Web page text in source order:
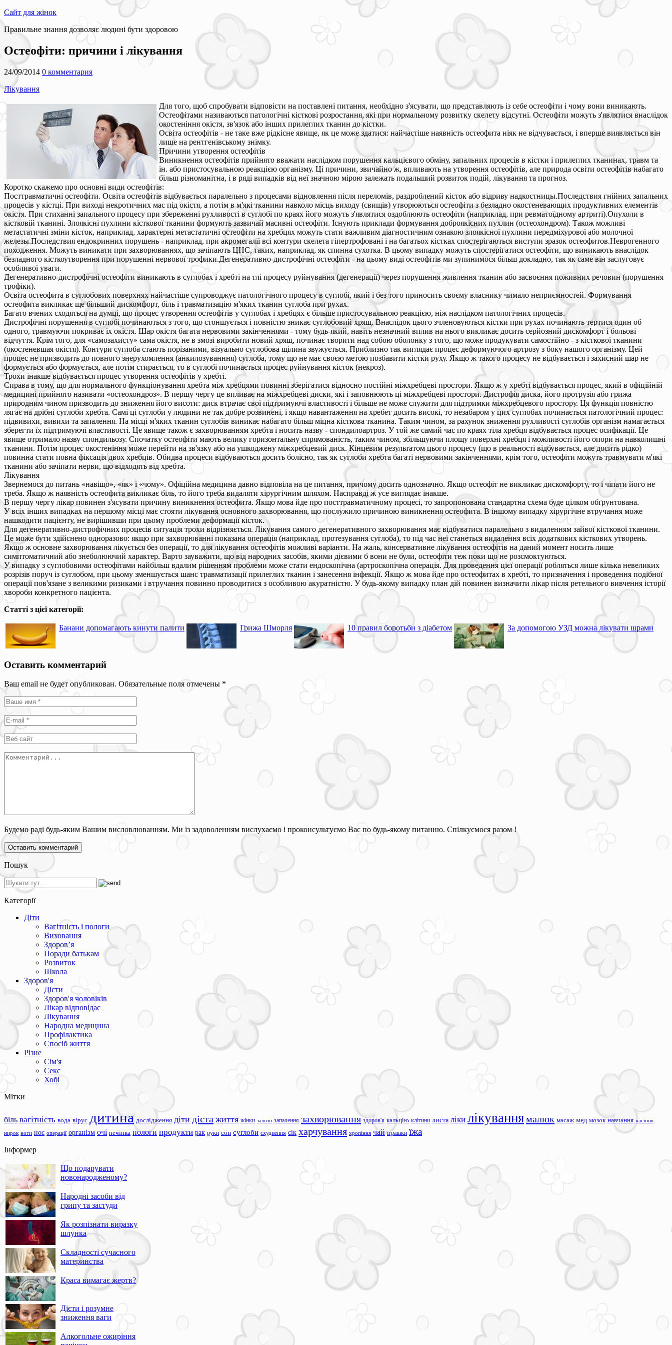
Сайт для жінок
Правильне знання дозволяє людині бути здоровою
Остеофіти: причини і лікування
24/09/2014 0 комментария
Лікування
Для того, щоб спробувати відповісти на поставлені питання, необхідно з'ясувати, що представляють із себе остеофіти і чому вони виникають.
Остеофітами називаються патологічні кісткові розростання, які при нормальному розвитку скелету відсутні. Остеофіти можуть з'являтися внаслідок
окостеніння окістя, зв'язок або інших прилеглих тканин до кістки.
Освіта остеофітів - не таке вже рідкісне явище, як це може здатися: найчастіше наявність остеофита ніяк не відчувається, і вперше виявляється він
лише на рентгенівському знімку.
Причини утворення остеофітів
Виникнення остеофітів прийнято вважати наслідком порушення кальцієвого обміну, запальних процесів в кістки і прилеглих тканинах, травм та
ін. або пристосувальною реакцією організму. Ці причини, звичайно ж, впливають на утворення остеофітів, але природа освіти остеофітів набагато
більш різноманітна, і в ряді випадків від неї значною мірою залежать подальший розвиток подій, лікування та прогноз.
Коротко скажемо про основні види остеофітів:
Посттравматичні остеофіти. Освіта остеофітів відбувається паралельно з процесами відновлення після переломів, раздроблений кісток або відриву надкостницы.Последствия гнійних запальних
процесів у кістці. При виході некротичних мас під окістя, а потім в м'які тканини навколо місць виходу (свищів) утворюються остеофіти з безладно окостеневающих продуктивних елементів
окістя. При стиханні запального процесу при збереженні рухливості в суглобі по краях його можуть з'являтися оздоблюють остеофіти (наприклад, при ревматоїдному артриті).Опухоли в
кістковій тканині. Злоякісні пухлини кісткової тканини формують зазвичай масивні остеофіти. Існують приклади формування доброякісних пухлин (остеохондром). Також можливі
метастатичні зміни кісток, наприклад, характерні метастатичні остеофіти на хребцях можуть стати важливим діагностичним ознакою злоякісної пухлини передміхурової або молочної
железы.Последствия ендокринних порушень - наприклад, при акромегалії всі контури скелета гіпертрофовані і на багатьох кістках спостерігаються виступи зразок остеофитов.Неврогенного
походження. Можуть виникати при захворюваннях, що зачіпають ЦНС, таких, наприклад, як спинна сухотка. В цьому випадку можуть спостерігатися остеофіти, що виникають внаслідок
безладного кісткоутворення при порушенні нервової трофики.Дегенеративно-дистрофічні остеофіти - на цьому виді остеофітів ми зупинимося більш докладно, так як саме він заслуговує
особливої уваги.
Дегенеративно-дистрофічні остеофіти виникають в суглобах і хребті на тлі процесу руйнування (дегенерації) через порушення живлення тканин або засвоєння поживних речовин (порушення
трофіки).
Освіта остеофита в суглобових поверхнях найчастіше супроводжує патологічного процесу в суглобі, який і без того приносить своєму власнику чимало неприємностей. Формування
остеофита викликає ще більший дискомфорт, біль і травматизацію м'яких тканин суглоба при рухах.
Багато вчених сходяться на думці, що процес утворення остеофітів у суглобах і хребцях є більше пристосувальною реакцією, ніж наслідком патологічних процесів.
Дистрофічні порушення в суглобі починаються з того, що стоншується і повністю зникає суглобовий хрящ. Внаслідок цього зчленовуються кістки при рухах починають тертися один об
одного, травмуючи покриває їх окістя. Шар окістя багата нервовими закінченнями - тому будь-який, навіть незначний вплив на нього викликає досить серйозний дискомфорт і больові
відчуття. Крім того, для «самозахисту» сама окістя, не в змозі виробити новий хрящ, починає творити над собою оболонку з того, що може продукувати самостійно - з кісткової тканини
(окостеневшая окістя). Контури суглоба стають порізаними, візуально суглобова щілина звужується. Приблизно так виглядає процес деформуючого артрозу з боку нашого організму. Цей
процес не призводить до повного знерухомлення (анкилозуванння) суглоба, тому що не має своєю метою позбавити кістки руху. Якщо ж такого процесу не відбувається і захисний шар не
формується або формується, але потім стирається, то в суглобі починається процес руйнування кісток (некроз).
Трохи інакше відбувається процес утворення остеофітів у хребті.
Справа в тому, що для нормального функціонування хребта між хребцями повинні зберігатися відносно постійні міжхребцеві простори. Якщо ж у хребті відбувається процес, який в офіційній
медицині прийнято називати «остеохондроз». В першу чергу це впливає на міжхребцеві диски, які і заповнюють ці міжхребцеві простори. Дистрофія диска, його протрузія або грижа
природним чином призводить до зниження його висоти: диск втрачає свої підтримуючі властивості і більше не може служити для підтримки міжхребцевого простору. Ця функція повністю
лягає на дрібні суглоби хребта. Самі ці суглоби у людини не так добре розвинені, і якщо навантаження на хребет досить високі, то незабаром у цих суглобах починається патологічний процес:
підвивихи, вивихи та запалення. На місці м'яких тканин суглобів виникає набагато більш міцна кісткова тканина. Таким чином, за рахунок зниження рухливості суглобів організм намагається
зберегти їх підтримуючі властивості. Це явище також є захворюванням хребта і носить назву - спондилоартроз. У той же самий час по краях тіла хребця відбувається процес осифікації. Це
явище отримало назву спондильозу. Спочатку остеофіти мають велику горизонтальну спрямованість, таким чином, збільшуючи площу поверхні хребця і можливості його опори на навколишні
тканини. Потім процес окостеніння може перейти на зв'язку або на ушкоджену міжхребцевий диск. Кінцевим результатом цього процесу (що в реальності відбувається, але досить рідко)
повинна стати повна фіксація двох хребців. Обидва процеси відбуваються досить болісно, так як суглоби хребта багаті нервовими закінченнями, крім того, остеофіти можуть травмувати м'які
тканини або зачіпати нерви, що відходять від хребта.
Лікування
Звернемося до питань «навіщо», «як» і «чому». Офіційна медицина давно відповіла на це питання, причому досить однозначно. Якщо остеофіт не викликає дискомфорту, то і чіпати його не
треба. Якщо ж наявність остеофита викликає біль, то його треба видаляти хірургічним шляхом. Насправді ж усе виглядає інакше.
В першу чергу лікар повинен з'ясувати причину виникнення остеофита. Якщо мова йде про посттравматичному процесі, то запропонована стандартна схема буде цілком обґрунтована.
У всіх інших випадках на першому місці має стояти лікування основного захворювання, що послужило причиною виникнення остеофита. В іншому випадку хірургічне втручання може
нашкодити пацієнту, не вирішивши при цьому проблеми деформації кісток.
Для дегенеративно-дистрофічних процесів ситуація трохи відрізняється. Лікування самого дегенеративного захворювання має відбуватися паралельно з видаленням зайвої кісткової тканини.
Це може бути здійснено одноразово: якщо при захворюванні показана операція (наприклад, протезування суглоба), то під час неї станеться видалення всіх додаткових кісткових утворень.
Якщо ж основне захворювання лікується без операції, то для лікування остеофітів можливі варіанти. На жаль, консервативне лікування остеофітів на даний момент носить лише
симптоматичний або знеболюючий характер. Варто зауважити, що від народних засобів, якими дієвими б вони не були, остеофіти теж поки що не розсмоктуються.
У випадку з суглобовими остеофітами найбільш вдалим рішенням проблеми може стати ендоскопічна (артроскопічна операція. Для проведення цієї операції робляться лише кілька невеликих
розрізів поруч із суглобом, при цьому зменшується шанс травматизації прилеглих тканин і занесення інфекції. Якщо ж мова йде про остеофитах в хребті, то призначення і проведення подібної
операції пов'язане з великими ризиками і втручання повинно проводитися з особливою акуратністю. У будь-якому випадку план дій повинен визначити лікар після ретельного вивчення історії
хвороби конкретного пацієнта.
Статті з цієї категорії:
Банани допомагають кинути палити Грижа Шморля 10 правил боротьби з діабетом За допомогою УЗД можна лікувати шрами
Оставить комментарий
Ваш email не будет опубликован. Обязательные поля отмечены *
Будемо раді будь-яким Вашим висловлюванням. Ми із задоволенням вислухаємо і проконсультуємо Вас по будь-якому питанню. Спілкуємося разом !
Пошук
Категорії
Діти
Вагітність і пологи
Виховання
Здоров’я
Поради батькам
Розвиток
Школа
Здоров'я
Дієти
Здоров'я чоловіків
Лікар відповідає
Лікування
Народна медицина
Профілактика
Спосіб життя
Різне
Сім'я
Секс
Хобі
Мітки
біль вагітність вода вірус дитина дослідження діти дієта життя жінки залози запалення захворювання здоров'я кальцію клітини листя ліки лікуваннямалюк масаж мед мозок навчання насіння
нирок ноги нос операції організм очі печінка пологи продукти рак руки сон суглоби схуднення сік харчування хропіння чай іграшки їжа
Інформер
Що подарувати
новонародженому?
Народні засоби від
грипу та застуди
Як розпізнати виразку
шлунка
Складності сучасного
материнства
Краса вимагає жертв?
Дієти і розумне
зниження ваги
Алкогольне ожиріння